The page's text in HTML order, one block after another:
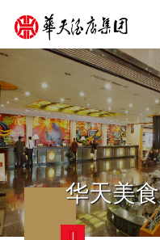
华天美食